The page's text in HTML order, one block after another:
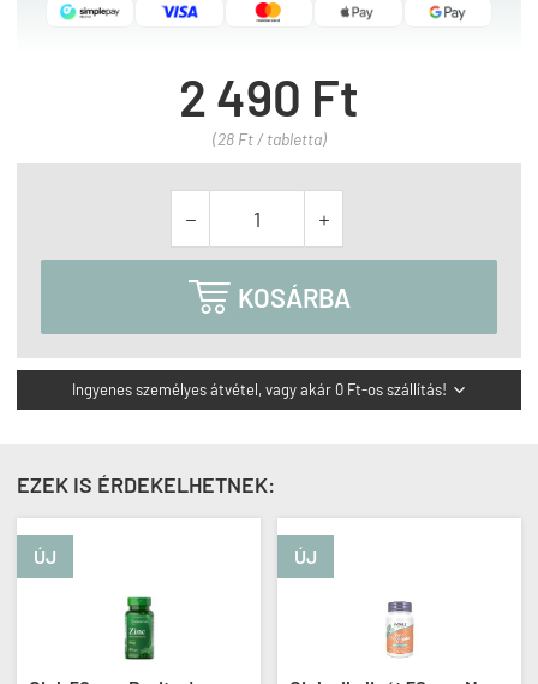
2 490 Ft
(28 Ft / tabletta)
 
 KOSÁRBA
Ingyenes személyes átvétel, vagy akár 0 Ft-os szállítás! 
EZEK IS ÉRDEKELHETNEK:
ÚJ ÚJ